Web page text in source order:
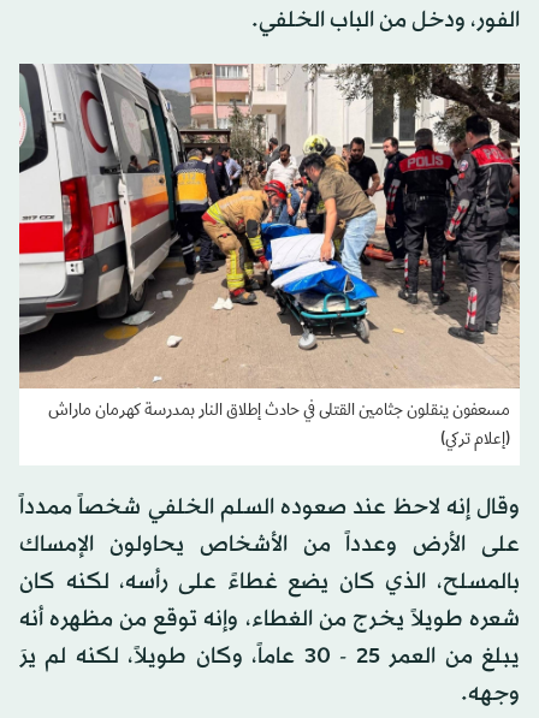
الفور، ودخل من الباب الخلفي.
مسعفون ينقلون جثامين القتلى في حادث إطلاق النار بمدرسة كهرمان ماراش
(إعلام تركي)
وقال إنه لاحظ عند صعوده السلم الخلفي شخصاً ممدداً
على الأرض وعدداً من الأشخاص يحاولون الإمساك
بالمسلح، الذي كان يضع غطاءً على رأسه، لكنه كان
شعره طويلاً يخرج من الغطاء، وإنه توقع من مظهره أنه
يبلغ من العمر 25 - 30 عاماً، وكان طويلاً، لكنه لم يرَ
وجهه.